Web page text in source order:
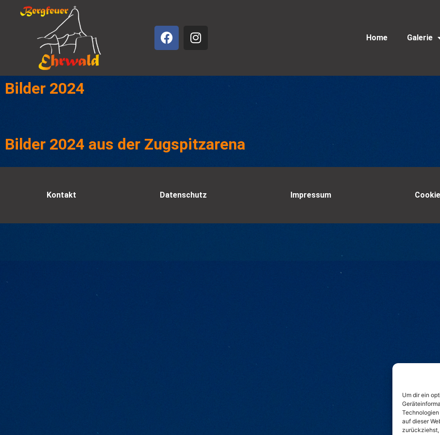
Um dir ein
auf dieser
zurückziehst,
Home Galerie
Bilder 2024
Bilder 2024 aus der Zugspitzarena
Kontakt Datenschutz Impressum